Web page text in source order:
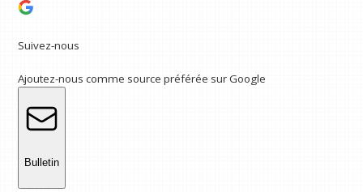
Suivez-nous
Ajoutez-nous comme source préférée sur Google
Bulletin